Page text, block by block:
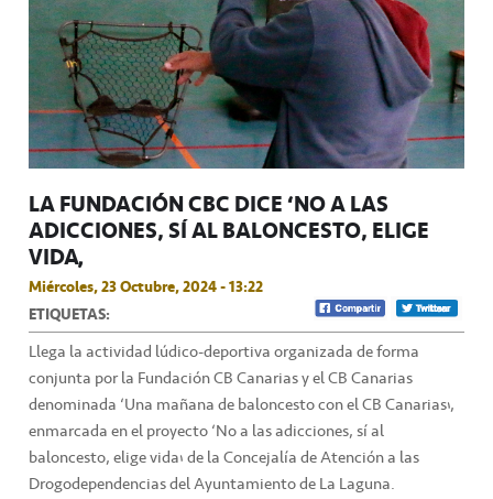
LA FUNDACIÓN CBC DICE ‘NO A LAS
ADICCIONES, SÍ AL BALONCESTO, ELIGE
VIDA’
Miércoles, 23 Octubre, 2024 - 13:22
ETIQUETAS:
Llega la actividad lúdico-deportiva organizada de forma
conjunta por la Fundación CB Canarias y el CB Canarias
denominada ‘Una mañana de baloncesto con el CB Canarias’,
enmarcada en el proyecto ‘No a las adicciones, sí al
baloncesto, elige vida’ de la Concejalía de Atención a las
Drogodependencias del Ayuntamiento de La Laguna.